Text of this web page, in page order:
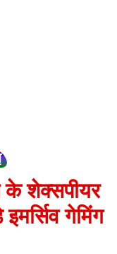
के शेक्सपीयर
गेमिंग